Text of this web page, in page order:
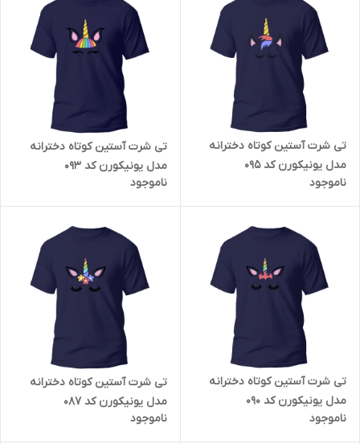
تی شرت آستین کوتاه دخترانه
مدل یونیکورن کد 095
ناموجود
تی شرت آستین کوتاه دخترانه
مدل یونیکورن کد 093
ناموجود
تی شرت آستین کوتاه دخترانه
مدل یونیکورن کد 090
ناموجود
تی شرت آستین کوتاه دخترانه
مدل یونیکورن کد 087
ناموجود